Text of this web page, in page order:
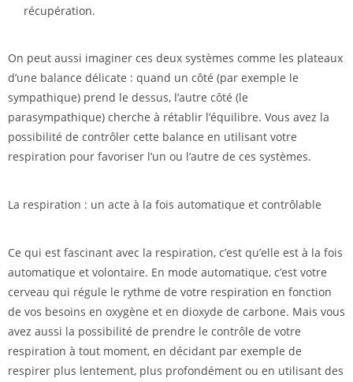
récupération.
On peut aussi imaginer ces deux systèmes comme les plateaux
d’une balance délicate : quand un côté (par exemple le
sympathique) prend le dessus, l’autre côté (le
parasympathique) cherche à rétablir l’équilibre. Vous avez la
possibilité de contrôler cette balance en utilisant votre
respiration pour favoriser l’un ou l’autre de ces systèmes.
La respiration : un acte à la fois automatique et contrôlable
Ce qui est fascinant avec la respiration, c’est qu’elle est à la fois
automatique et volontaire. En mode automatique, c’est votre
cerveau qui régule le rythme de votre respiration en fonction
de vos besoins en oxygène et en dioxyde de carbone. Mais vous
avez aussi la possibilité de prendre le contrôle de votre
respiration à tout moment, en décidant par exemple de
respirer plus lentement, plus profondément ou en utilisant des